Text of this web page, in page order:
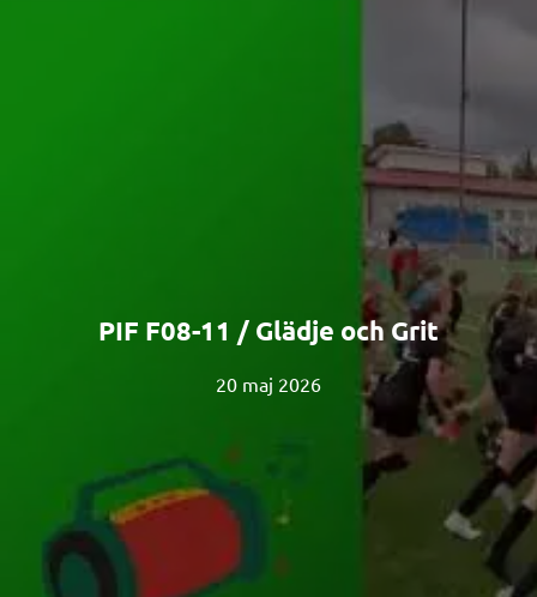
PIF F08-11 / Glädje och Grit
20 maj 2026